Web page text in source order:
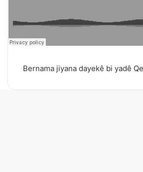
Bernama jiyana dayekê bi yadê